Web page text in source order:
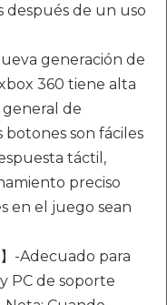
después de un uso
generación de
360 tiene alta
de
botones son fáciles
táctil,
preciso
en el juego sean
-Adecuado para
PC de soporte